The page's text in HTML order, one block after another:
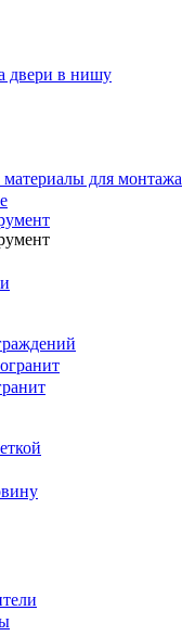
двери в нишу
для монтажа